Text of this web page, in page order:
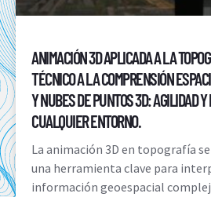
ANIMACIÓN 3D APLICADA A LA
TÉCNICO A LA COMPRENSIÓN
Y NUBES DE PUNTOS 3D: AGILIDAD Y
CUALQUIER ENTORNO.
La animación 3D en topografía
una herramienta clave para
información geoespacial